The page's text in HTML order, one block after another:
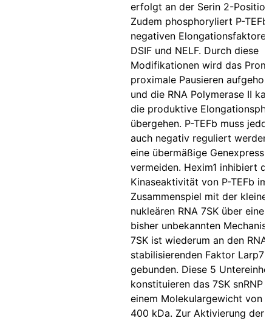
erfolgt an der Serin 2-
Zudem phosphoryliert P-TEFb
negativen Elongationsfaktoren
DSIF und NELF. Durch diese
Modifikationen wird das
proximale Pausieren
und die RNA Polymerase II
die produktive
übergehen. P-TEFb muss
auch negativ reguliert
eine übermäßige
vermeiden. Hexim1 inhibiert
Kinaseaktivität von P-TEFb im
Zusammenspiel mit der kleinen
nukleären RNA 7SK über einen
bisher unbekannten
7SK ist wiederum an den RNA
stabilisierenden Faktor Larp7
gebunden. Diese 5
konstituieren das 7SK snRNP
einem Molekulargewicht von
400 kDa. Zur Aktivierung der